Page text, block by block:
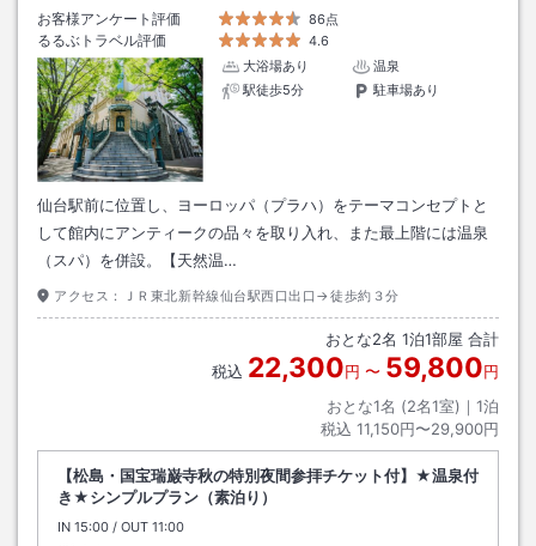
お客様アンケート評価 86点
るるぶトラベル評価
4.6
大浴場あり
温泉
駅徒歩5分
駐車場あり
仙台駅前に位置し、ヨーロッパ（プラハ）をテーマコンセプトと
して館内にアンティークの品々を取り入れ、また最上階には温泉
（スパ）を併設。【天然温…
アクセス： ＪＲ東北新幹線仙台駅西口出口→徒歩約３分
おとな2名 1泊1部屋 合計
税込 22,300円 〜 59,800円
おとな1名 (2名1室)｜ 1泊
税込 11,150円〜29,900円
【松島・国宝瑞巌寺秋の特別夜間参拝チケット付】★温泉付
き★シンプルプラン（素泊り）
IN チェックイン
15:00 / OUT チェックアウト
11:00